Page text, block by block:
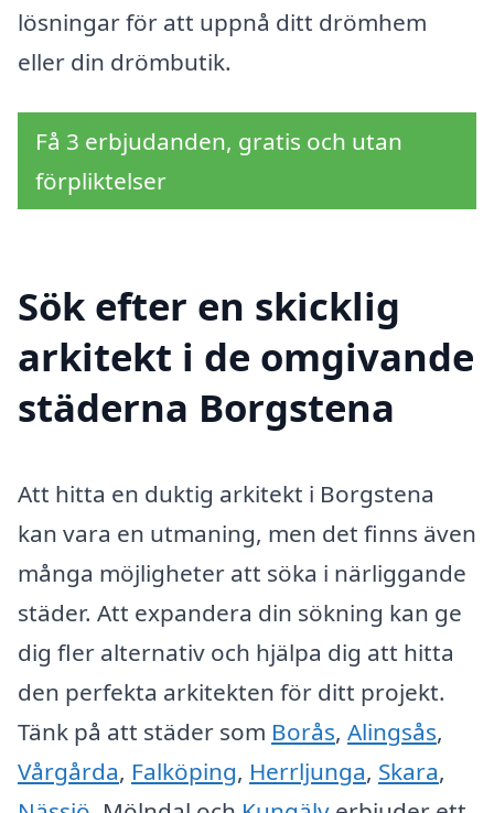
lösningar för att uppnå ditt drömhem
eller din drömbutik.
Få 3 erbjudanden, gratis och utan
förpliktelser
Sök efter en skicklig
arkitekt i de omgivande
städerna Borgstena
Att hitta en duktig arkitekt i Borgstena
kan vara en utmaning, men det finns även
många möjligheter att söka i närliggande
städer. Att expandera din sökning kan ge
dig fler alternativ och hjälpa dig att hitta
den perfekta arkitekten för ditt projekt.
Tänk på att städer som Borås, Alingsås,
Vårgårda, Falköping, Herrljunga, Skara,